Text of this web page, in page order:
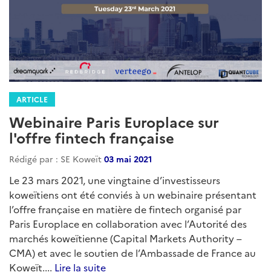
ARTICLE
Webinaire Paris Europlace sur
l'offre fintech française
Rédigé par : SE Koweït 03 mai 2021
Le 23 mars 2021, une vingtaine d’investisseurs
koweïtiens ont été conviés à un webinaire présentant
l’offre française en matière de fintech organisé par
Paris Europlace en collaboration avec l’Autorité des
marchés koweïtienne (Capital Markets Authority –
CMA) et avec le soutien de l’Ambassade de France au
Koweït.... Lire la suite